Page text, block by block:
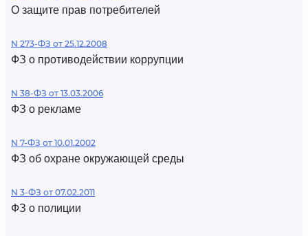
О защите прав потребителей
N 273-ФЗ от 25.12.2008
ФЗ о противодействии коррупции
N 38-ФЗ от 13.03.2006
ФЗ о рекламе
N 7-ФЗ от 10.01.2002
ФЗ об охране окружающей среды
N 3-ФЗ от 07.02.2011
ФЗ о полиции